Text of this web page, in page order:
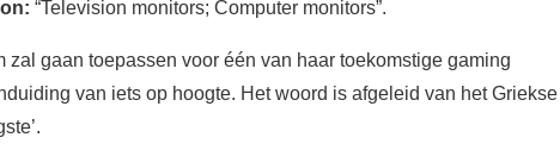
“Television monitors; Computer monitors”.
gaan toepassen voor één van haar toekomstige gaming
van iets op hoogte. Het woord is afgeleid van het Griekse